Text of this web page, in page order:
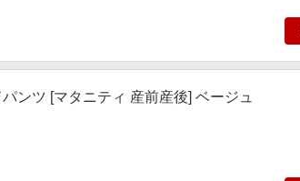
ンツ [マタニティ 産前産後] ベージュ